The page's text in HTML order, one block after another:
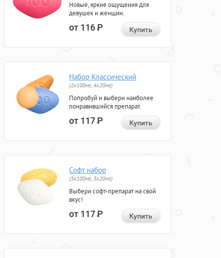
Новые, яркие ощущения для
девушек и женщин.
от 116Р Купить
Набор Классический
(2x100мг, 4x20мг)
Попробуй и выбери наиболее
понравившийся препарат.
от 117Р Купить
Софт набор
(3x100мг, 3x20мг)
Выбери софт-препарат на свой
вкус!
от 117Р Купить